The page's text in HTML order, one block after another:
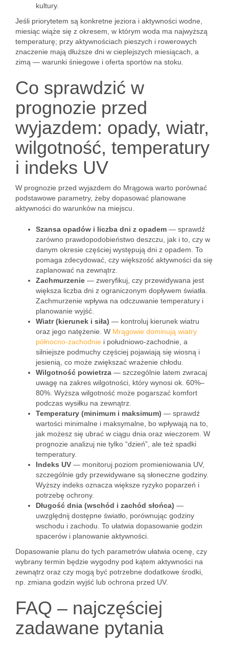
kultury.
Jeśli priorytetem są konkretne jeziora i aktywności wodne,
miesiąc wiąże się z okresem, w którym woda ma najwyższą
temperaturę; przy aktywnościach pieszych i rowerowych
znaczenie mają dłuższe dni w cieplejszych miesiącach, a
zimą — warunki śniegowe i oferta sportów na stoku.
Co sprawdzić w
prognozie przed
wyjazdem: opady, wiatr,
wilgotność, temperatury
i indeks UV
W prognozie przed wyjazdem do Mrągowa warto porównać
podstawowe parametry, żeby dopasować planowane
aktywności do warunków na miejscu.
Szansa opadów i liczba dni z opadem — sprawdź
zarówno prawdopodobieństwo deszczu, jak i to, czy w
danym okresie częściej występują dni z opadem. To
pomaga zdecydować, czy większość aktywności da się
zaplanować na zewnątrz.
Zachmurzenie — zweryfikuj, czy przewidywana jest
większa liczba dni z ograniczonym dopływem światła.
Zachmurzenie wpływa na odczuwanie temperatury i
planowanie wyjść.
Wiatr (kierunek i siła) — kontroluj kierunek wiatru
oraz jego natężenie. W Mrągowie dominują wiatry
północno-zachodnie i południowo-zachodnie, a
silniejsze podmuchy częściej pojawiają się wiosną i
jesienią, co może zwiększać wrażenie chłodu.
Wilgotność powietrza — szczególnie latem zwracaj
uwagę na zakres wilgotności, który wynosi ok. 60%–
80%. Wyższa wilgotność może pogarszać komfort
podczas wysiłku na zewnątrz.
Temperatury (minimum i maksimum) — sprawdź
wartości minimalne i maksymalne, bo wpływają na to,
jak możesz się ubrać w ciągu dnia oraz wieczorem. W
prognozie analizuj nie tylko “dzień”, ale też spadki
temperatury.
Indeks UV — monitoruj poziom promieniowania UV,
szczególnie gdy przewidywane są słoneczne godziny.
Wyższy indeks oznacza większe ryzyko poparzeń i
potrzebę ochrony.
Długość dnia (wschód i zachód słońca) —
uwzględnij dostępne światło, porównując godziny
wschodu i zachodu. To ułatwia dopasowanie godzin
spacerów i planowanie aktywności.
Dopasowanie planu do tych parametrów ułatwia ocenę, czy
wybrany termin będzie wygodny pod kątem aktywności na
zewnątrz oraz czy mogą być potrzebne dodatkowe środki,
np. zmiana godzin wyjść lub ochrona przed UV.
FAQ – najczęściej
zadawane pytania